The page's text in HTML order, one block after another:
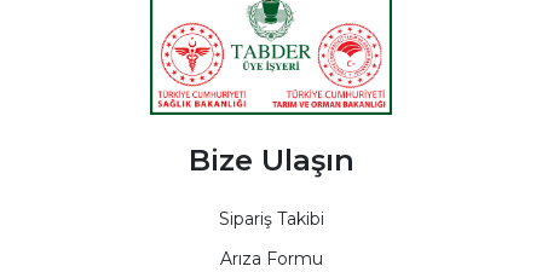
Bize Ulaşın
Sipariş Takibi
Arıza Formu